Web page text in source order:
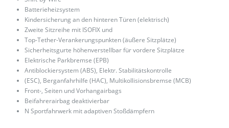
Batterieheizsystem
Kindersicherung an den hinteren Türen (elektrisch)
Zweite Sitzreihe mit ISOFIX und
Top-Tether-Verankerungspunkten (äußere Sitzplätze)
Sicherheitsgurte höhenverstellbar für vordere Sitzplätze
Elektrische Parkbremse (EPB)
Antiblockiersystem (ABS), Elektr. Stabilitätskontrolle
(ESC), Berganfahrhilfe (HAC), Multikollisionsbremse (MCB)
Front-, Seiten und Vorhangairbags
Beifahrerairbag deaktivierbar
N Sportfahrwerk mit adaptiven Stoßdämpfern